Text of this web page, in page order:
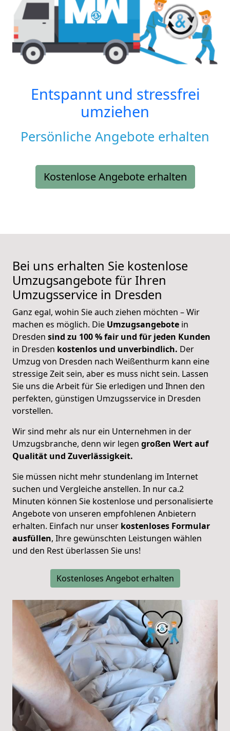
Entspannt und stressfrei
umziehen
Persönliche Angebote erhalten
Kostenlose Angebote erhalten
Bei uns erhalten Sie kostenlose
Umzugsangebote für Ihren
Umzugsservice in Dresden
Ganz egal, wohin Sie auch ziehen möchten – Wir
machen es möglich. Die Umzugsangebote in
Dresden sind zu 100 % fair und für jeden Kunden
in Dresden kostenlos und unverbindlich. Der
Umzug von Dresden nach Weißenthurm kann eine
stressige Zeit sein, aber es muss nicht sein. Lassen
Sie uns die Arbeit für Sie erledigen und Ihnen den
perfekten, günstigen Umzugsservice in Dresden
vorstellen.
Wir sind mehr als nur ein Unternehmen in der
Umzugsbranche, denn wir legen großen Wert auf
Qualität und Zuverlässigkeit.
Sie müssen nicht mehr stundenlang im Internet
suchen und Vergleiche anstellen. In nur ca.2
Minuten können Sie kostenlose und personalisierte
Angebote von unseren empfohlenen Anbietern
erhalten. Einfach nur unser kostenloses Formular
ausfüllen, Ihre gewünschten Leistungen wählen
und den Rest überlassen Sie uns!
Kostenloses Angebot erhalten